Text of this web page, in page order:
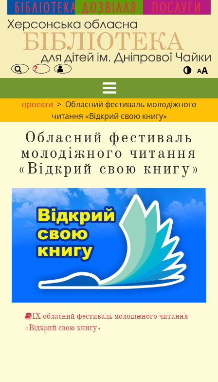
БІБЛІОТЕКА ДОЗВІЛЛЯ ПОСЛУГИ
AA
проекти > Обласний фестиваль молодіжного
читання «Відкрий свою книгу»
Обласний фестиваль
молодіжного читання
«Відкрий свою книгу»
ІХ обласний фестиваль молодіжного читання
«Відкрий свою книгу»